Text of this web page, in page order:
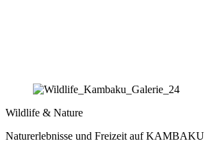
Wildlife & Nature
Naturerlebnisse und Freizeit auf KAMBAKU